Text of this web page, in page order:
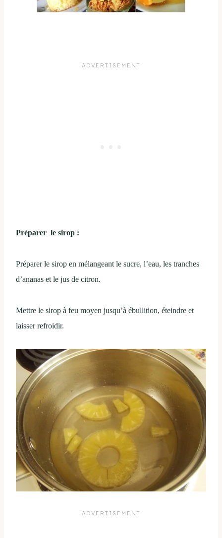
Préparer le sirop :
Préparer le sirop en mélangeant le sucre, l’eau, les tranches
d’ananas et le jus de citron.
Mettre le sirop à feu moyen jusqu’à ébullition, éteindre et
laisser refroidir.